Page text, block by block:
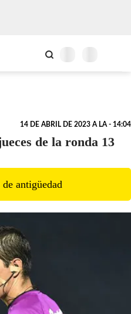
14 DE ABRIL DE 2023 A LA - 14:04
de la ronda 13
de antigüedad